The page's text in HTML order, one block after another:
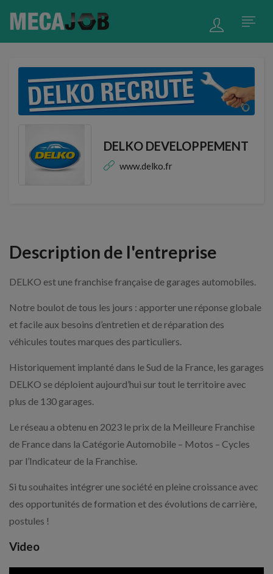
DELKO DEVELOPPEMENT
www.delko.fr
Description de l'entreprise
DELKO est une franchise française de garages automobiles.
Notre boulot de tous les jours : apporter une réponse globale
et facile aux besoins d’entretien et de réparation des
véhicules toutes marques des particuliers.
Historiquement implanté dans le Sud de la France, les garages
DELKO se déploient aujourd’hui sur tout le territoire avec
plus de 130 garages.
Le réseau a obtenu en 2023 le prix de la Meilleure Franchise
de France dans la Catégorie Automobile – Motos – Cycles
par l’Indicateur de la Franchise.
Si tu souhaites intégrer une société en pleine croissance avec
des opportunités de formation et des évolutions de carrière,
postules !
Video